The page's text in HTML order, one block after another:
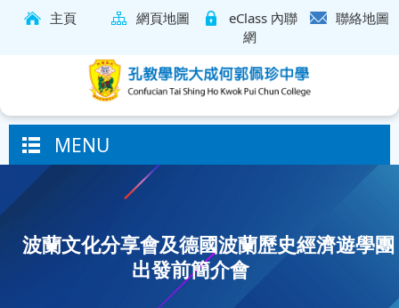
主頁 網頁地圖
eClass 內聯
網
聯絡地圖
MENU
波蘭文化分享會及德國波蘭歷史經濟遊學團
出發前簡介會